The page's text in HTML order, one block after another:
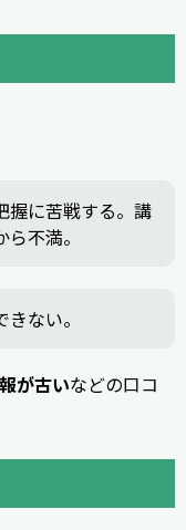
握に苦戦する。講
不満。
ない。
が古いなどの口コ